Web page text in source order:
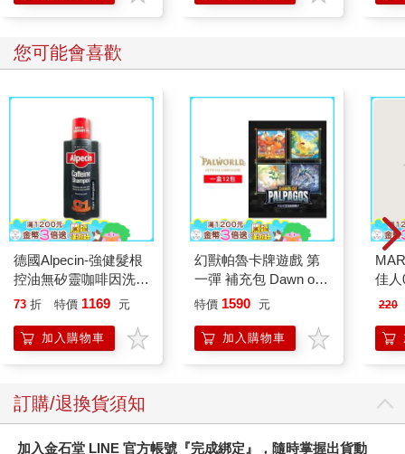
您可能會喜歡
德國Alpecin-強健髮根
控油無矽靈咖啡因洗髮
凝露375ml/瓶-C1強健
調理頭皮洗髮液/0矽靈
滋潤洗頭髮水/一般髮
73 折 特價 1169 元
加入購物車
幻獸帕魯卡牌遊戲 第
一彈 補充包 Dawn of
Palpagos（日文版一
特價 1590 元
加入購物車
佳人
220
訂購/退換貨須知
加入金石堂 LINE 官方帳號『完成綁定』，隨時掌握出貨動